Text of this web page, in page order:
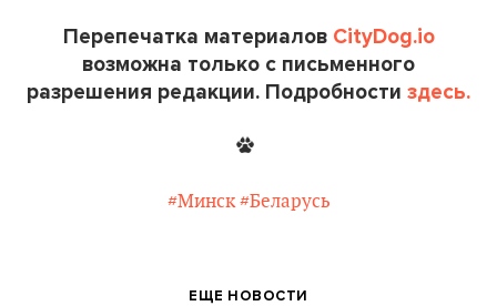
Перепечатка материалов CityDog.io
возможна только с письменного
разрешения редакции. Подробности здесь.
#Минск #Беларусь
ЕЩЕ НОВОСТИ